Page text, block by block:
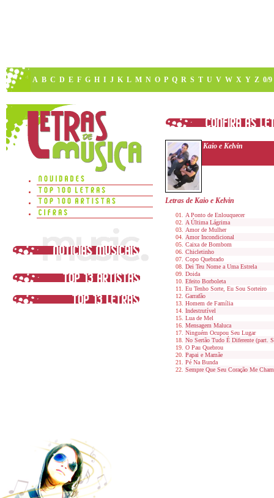
A B C D E F G H I J K L M N O P Q R S T U V W X Y Z 0/9
Kaio e Kelvin
Letras de Kaio e Kelvin
A Ponto de Enlouquecer
A Última Lágrima
Amor de Mulher
Amor Incondicional
Caixa de Bombom
Chicletinho
Copo Quebrado
Dei Teu Nome a Uma Estrela
Doida
Efeito Borboleta
Eu Tenho Sorte, Eu Sou Sorteiro
Garrafão
Homem de Família
Indestrutível
Lua de Mel
Mensagem Maluca
Ninguém Ocupou Seu Lugar
No Sertão Tudo É Diferente (part.
O Pau Quebrou
Papai e Mamãe
Pé Na Bunda
Sempre Que Seu Coração Me